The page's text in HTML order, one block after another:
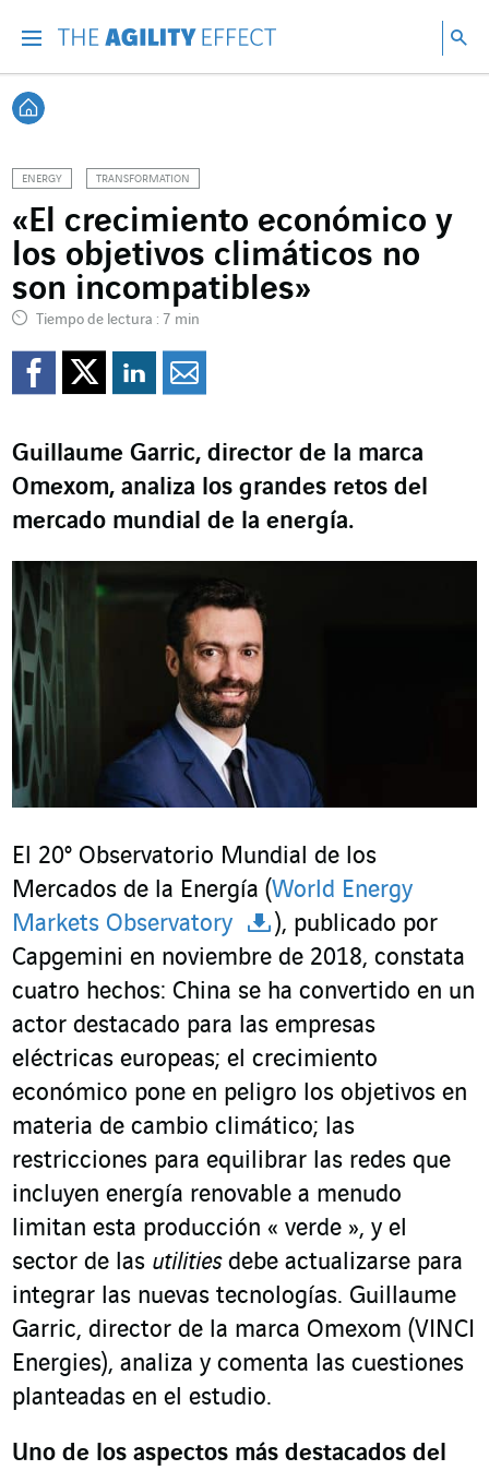
Volver a Inicio
ENERGY TRANSFORMATION
«El crecimiento económico y
los objetivos climáticos no
son incompatibles»
Tiempo de lectura : 7 min
Compartir en Facebook
Compartir en
Compartir en
Guillaume Garric, director de la marca
Omexom, analiza los grandes retos del
mercado mundial de la energía.
El 20º Observatorio Mundial de los
Mercados de la Energía (World Energy
Markets Observatory
), publicado por
Capgemini en noviembre de 2018, constata
cuatro hechos: China se ha convertido en un
actor destacado para las empresas
eléctricas europeas; el crecimiento
económico pone en peligro los objetivos en
materia de cambio climático; las
restricciones para equilibrar las redes que
incluyen energía renovable a menudo
limitan esta producción « verde », y el
sector de las utilitiesdebe actualizarse para
integrar las nuevas tecnologías. Guillaume
Garric, director de la marca Omexom (VINCI
Energies), analiza y comenta las cuestiones
planteadas en el estudio.
Uno de los aspectos más destacados del